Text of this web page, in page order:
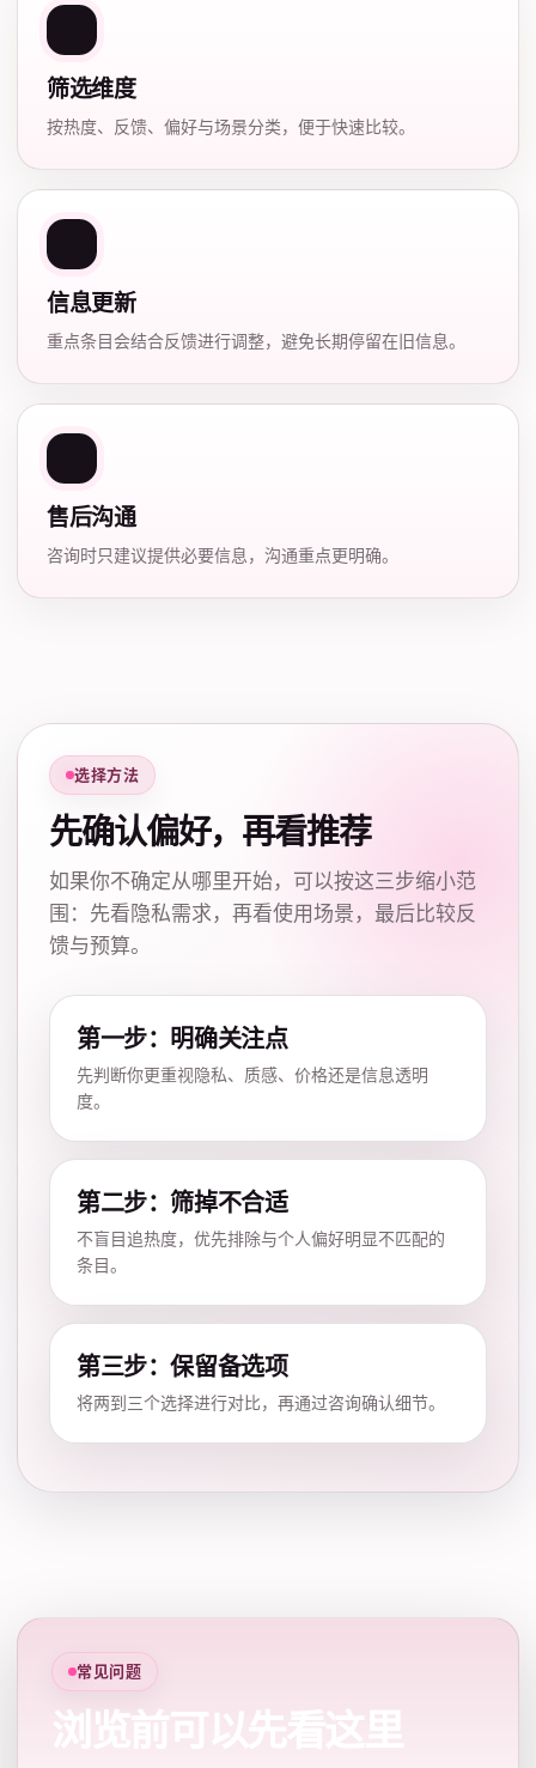
筛选维度
按热度、反馈、偏好与场景分类，便于快速比较。
信息更新
重点条目会结合反馈进行调整，避免长期停留在旧信息。
售后沟通
咨询时只建议提供必要信息，沟通重点更明确。
选择方法
先确认偏好，再看推荐
如果你不确定从哪里开始，可以按这三步缩小范
围：先看隐私需求，再看使用场景，最后比较反
馈与预算。
第一步：明确关注点
先判断你更重视隐私、质感、价格还是信息透明
度。
第二步：筛掉不合适
不盲目追热度，优先排除与个人偏好明显不匹配的
条目。
第三步：保留备选项
将两到三个选择进行对比，再通过咨询确认细节。
常见问题
浏览前可以先看这里